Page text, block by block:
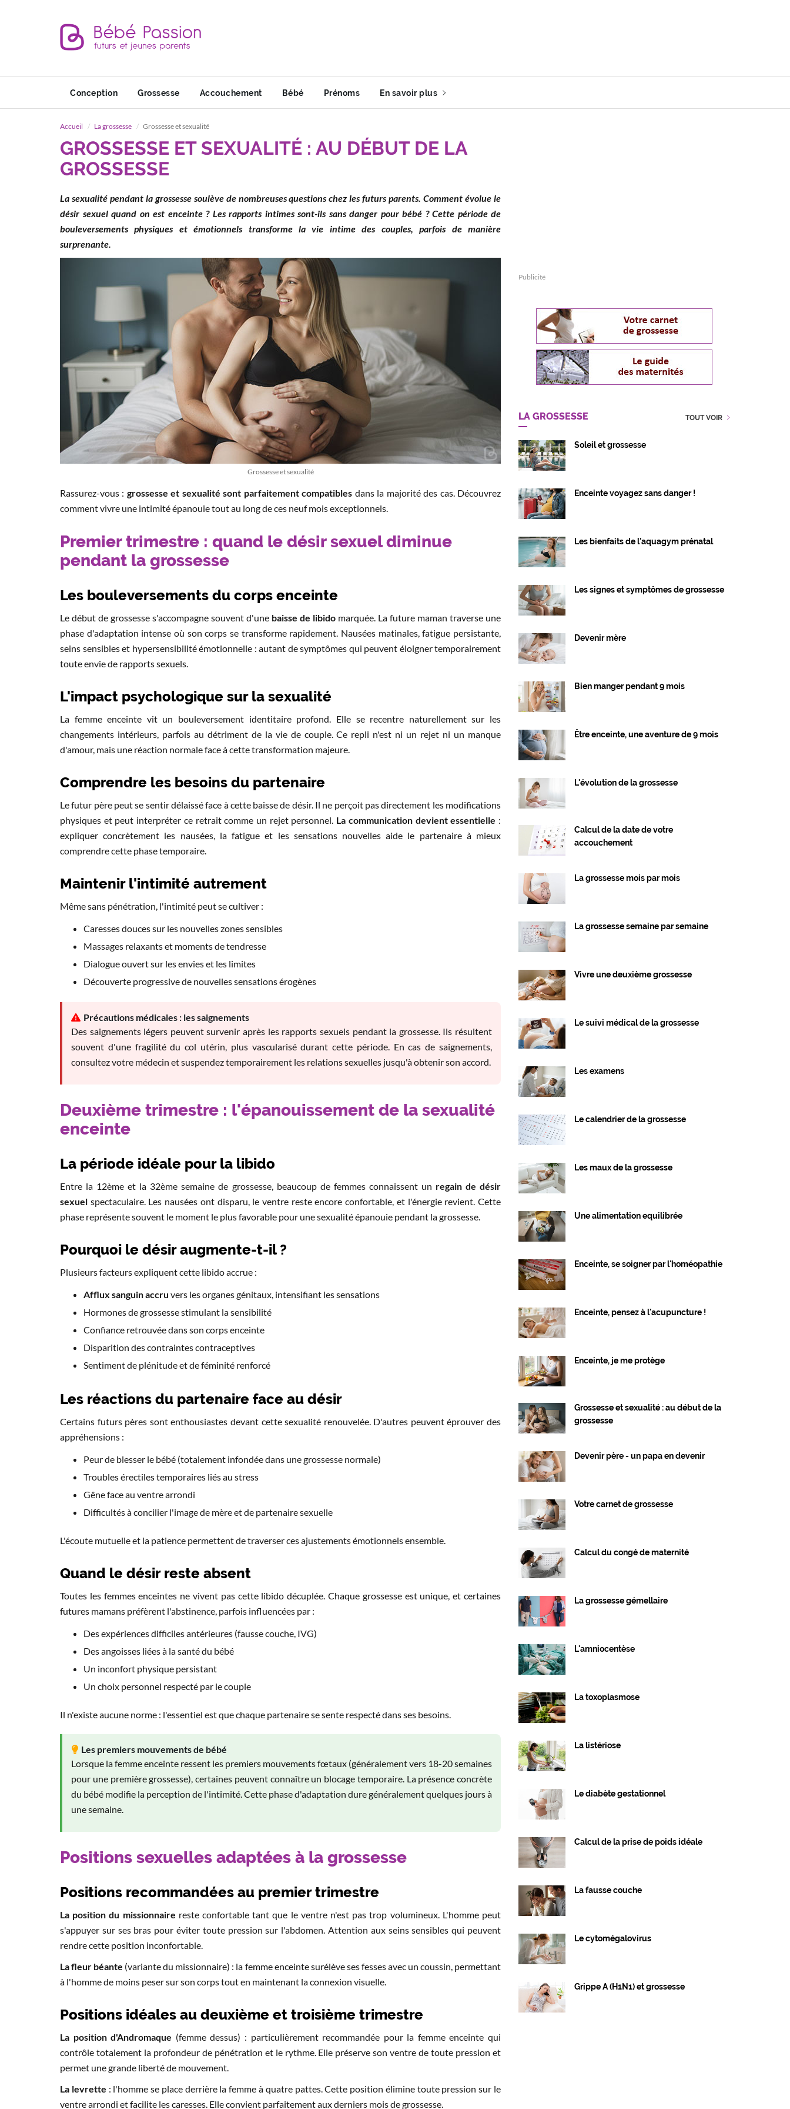
Conception Grossesse Accouchement Bébé Prénoms En savoir plus
Accueil La grossesse Grossesse et sexualité
GROSSESSE ET SEXUALITÉ : AU DÉBUT DE LA
GROSSESSE
La sexualité pendant la grossesse soulève de nombreuses questions chez les futurs parents. Comment évolue le
désir sexuel quand on est enceinte ? Les rapports intimes sont-ils sans danger pour bébé ? Cette période de
bouleversements physiques et émotionnels transforme la vie intime des couples, parfois de manière
surprenante.
Grossesse et sexualité
Rassurez-vous : grossesse et sexualité sont parfaitement compatibles dans la majorité des cas. Découvrez
comment vivre une intimité épanouie tout au long de ces neuf mois exceptionnels.
Premier trimestre : quand le désir sexuel diminue
pendant la grossesse
Les bouleversements du corps enceinte
Le début de grossesse s'accompagne souvent d'une baisse de libido marquée. La future maman traverse une
phase d'adaptation intense où son corps se transforme rapidement. Nausées matinales, fatigue persistante,
seins sensibles et hypersensibilité émotionnelle : autant de symptômes qui peuvent éloigner temporairement
toute envie de rapports sexuels.
L'impact psychologique sur la sexualité
La femme enceinte vit un bouleversement identitaire profond. Elle se recentre naturellement sur les
changements intérieurs, parfois au détriment de la vie de couple. Ce repli n'est ni un rejet ni un manque
d'amour, mais une réaction normale face à cette transformation majeure.
Comprendre les besoins du partenaire
Le futur père peut se sentir délaissé face à cette baisse de désir. Il ne perçoit pas directement les modifications
physiques et peut interpréter ce retrait comme un rejet personnel. La communication devient essentielle :
expliquer concrètement les nausées, la fatigue et les sensations nouvelles aide le partenaire à mieux
comprendre cette phase temporaire.
Maintenir l'intimité autrement
Même sans pénétration, l'intimité peut se cultiver :
Caresses douces sur les nouvelles zones sensibles
Massages relaxants et moments de tendresse
Dialogue ouvert sur les envies et les limites
Découverte progressive de nouvelles sensations érogènes
Précautions médicales : les saignements
Des saignements légers peuvent survenir après les rapports sexuels pendant la grossesse. Ils résultent
souvent d'une fragilité du col utérin, plus vascularisé durant cette période. En cas de saignements,
consultez votre médecin et suspendez temporairement les relations sexuelles jusqu'à obtenir son accord.
Deuxième trimestre : l'épanouissement de la sexualité
enceinte
La période idéale pour la libido
Entre la 12ème et la 32ème semaine de grossesse, beaucoup de femmes connaissent un regain de désir
sexuel spectaculaire. Les nausées ont disparu, le ventre reste encore confortable, et l'énergie revient. Cette
phase représente souvent le moment le plus favorable pour une sexualité épanouie pendant la grossesse.
Pourquoi le désir augmente-t-il ?
Plusieurs facteurs expliquent cette libido accrue :
Afflux sanguin accru vers les organes génitaux, intensifiant les sensations
Hormones de grossesse stimulant la sensibilité
Confiance retrouvée dans son corps enceinte
Disparition des contraintes contraceptives
Sentiment de plénitude et de féminité renforcé
Les réactions du partenaire face au désir
Certains futurs pères sont enthousiastes devant cette sexualité renouvelée. D'autres peuvent éprouver des
appréhensions :
Peur de blesser le bébé (totalement infondée dans une grossesse normale)
Troubles érectiles temporaires liés au stress
Gêne face au ventre arrondi
Difficultés à concilier l'image de mère et de partenaire sexuelle
L'écoute mutuelle et la patience permettent de traverser ces ajustements émotionnels ensemble.
Quand le désir reste absent
Toutes les femmes enceintes ne vivent pas cette libido décuplée. Chaque grossesse est unique, et certaines
futures mamans préfèrent l'abstinence, parfois influencées par :
Des expériences difficiles antérieures (fausse couche, IVG)
Des angoisses liées à la santé du bébé
Un inconfort physique persistant
Un choix personnel respecté par le couple
Il n'existe aucune norme : l'essentiel est que chaque partenaire se sente respecté dans ses besoins.
Les premiers mouvements de bébé
Lorsque la femme enceinte ressent les premiers mouvements fœtaux (généralement vers 18-20 semaines
pour une première grossesse), certaines peuvent connaître un blocage temporaire. La présence concrète
du bébé modifie la perception de l'intimité. Cette phase d'adaptation dure généralement quelques jours à
une semaine.
Positions sexuelles adaptées à la grossesse
Positions recommandées au premier trimestre
La position du missionnaire reste confortable tant que le ventre n'est pas trop volumineux. L'homme peut
s'appuyer sur ses bras pour éviter toute pression sur l'abdomen. Attention aux seins sensibles qui peuvent
rendre cette position inconfortable.
La fleur béante (variante du missionnaire) : la femme enceinte surélève ses fesses avec un coussin, permettant
à l'homme de moins peser sur son corps tout en maintenant la connexion visuelle.
Positions idéales au deuxième et troisième trimestre
La position d'Andromaque (femme dessus) : particulièrement recommandée pour la femme enceinte qui
contrôle totalement la profondeur de pénétration et le rythme. Elle préserve son ventre de toute pression et
permet une grande liberté de mouvement.
La levrette : l'homme se place derrière la femme à quatre pattes. Cette position élimine toute pression sur le
ventre arrondi et facilite les caresses. Elle convient parfaitement aux derniers mois de grossesse.
Publicité
LA GROSSESSE TOUT VOIR
Soleil et grossesse
Enceinte voyagez sans danger !
Les bienfaits de l'aquagym prénatal
Les signes et symptômes de grossesse
Devenir mère
Bien manger pendant 9 mois
Être enceinte, une aventure de 9 mois
L'évolution de la grossesse
Calcul de la date de votre
accouchement
La grossesse mois par mois
La grossesse semaine par semaine
Vivre une deuxième grossesse
Le suivi médical de la grossesse
Les examens
Le calendrier de la grossesse
Les maux de la grossesse
Une alimentation equilibrée
Enceinte, se soigner par l'homéopathie
Enceinte, pensez à l'acupuncture !
Enceinte, je me protège
Grossesse et sexualité : au début de la
grossesse
Devenir père - un papa en devenir
Votre carnet de grossesse
Calcul du congé de maternité
La grossesse gémellaire
L'amniocentèse
La toxoplasmose
La listériose
Le diabète gestationnel
Calcul de la prise de poids idéale
La fausse couche
Le cytomégalovirus
Grippe A (H1N1) et grossesse